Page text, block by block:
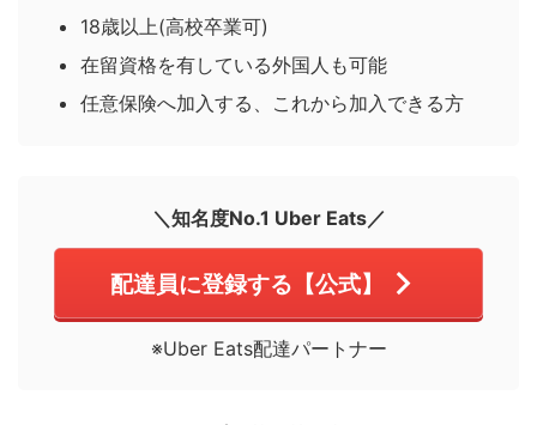
18歳以上(高校卒業可)
在留資格を有している外国人も可能
任意保険へ加入する、これから加入できる方
＼知名度No.1 Uber Eats／
配達員に登録する【公式】
※Uber Eats配達パートナー